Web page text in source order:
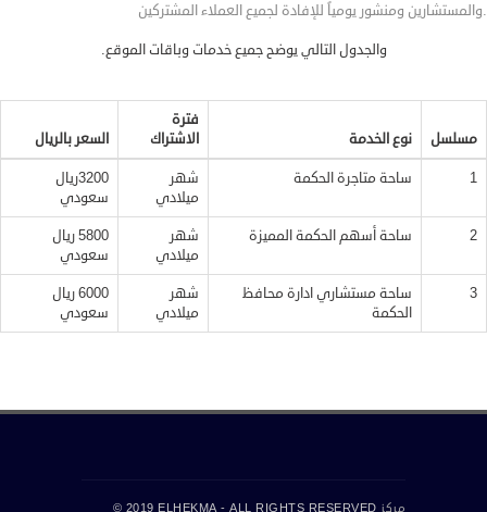
والمستشارين ومنشور يومياً للإفادة لجميع العملاء المشتركين.
والجدول التالي يوضح جميع خدمات وباقات الموقع.
مسلسل نوع الخدمة
فترة
الاشتراك
السعر بالريال
1
ساحة متاجرة الحكمة
شهر
ميلادي
3200ريال
سعودي
2
ساحة أسهم الحكمة المميزة
شهر
ميلادي
5800 ريال
سعودي
3
ساحة مستشاري ادارة محافظ
الحكمة
شهر
ميلادي
6000 ريال
سعودي
© 2019 ELHEKMA - ALL RIGHTS RESERVED مركز